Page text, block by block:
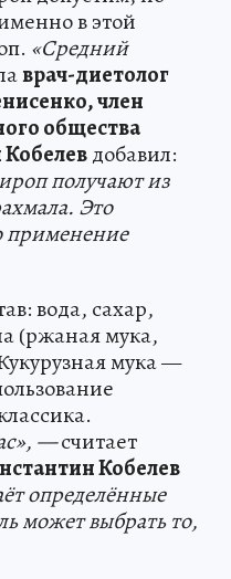
в этой
«Средний
врач-диетолог
член
общества
добавил:
получают из
Это
применение
вода, сахар,
(ржаная мука,
мука —
—считает
Кобелев
определённые
может выбрать то,